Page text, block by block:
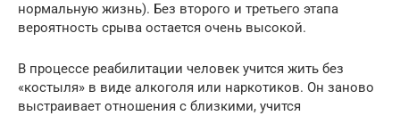
нормальную жизнь). Без второго и третьего этапа
вероятность срыва остается очень высокой.
В процессе реабилитации человек учится жить без
«костыля» в виде алкоголя или наркотиков. Он заново
выстраивает отношения с близкими, учится